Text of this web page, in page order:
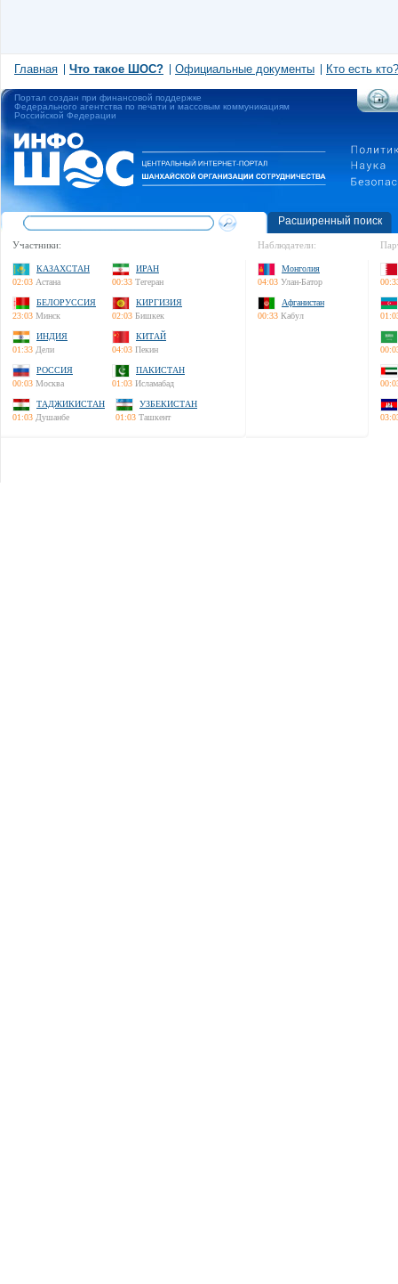
Главная Что такое ШОС? Официальные документы Кто есть кто?
Портал создан при финансовой поддержке
Федерального агентства по печати и массовым коммуникациям
Российской Федерации
Расширенный поиск
Участники:
КАЗАХСТАН
02:03 Астана
ИРАН
00:33 Тегеран
БЕЛОРУССИЯ
23:03 Минск
КИРГИЗИЯ
02:03 Бишкек
ИНДИЯ
01:33 Дели
КИТАЙ
04:03 Пекин
РОССИЯ
00:03 Москва
ПАКИСТАН
01:03 Исламабад
ТАДЖИКИСТАН
01:03 Душанбе
УЗБЕКИСТАН
01:03 Ташкент
Наблюдатели:
Монголия
04:03 Улан-Батор
Афганистан
00:33 Кабул